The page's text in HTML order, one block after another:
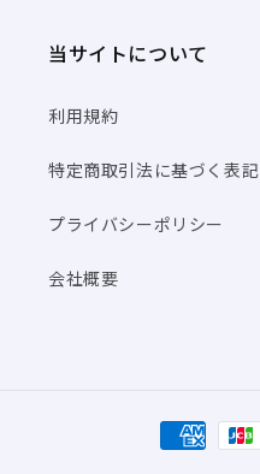
当サイトについて
利用規約
特定商取引法に基づく表記
プライバシーポリシー
会社概要
決
済